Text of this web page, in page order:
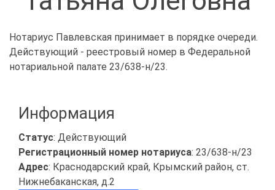
Нотариус Павлевская принимает в порядке очереди.
Действующий - реестровый номер в Федеральной
нотариальной палате 23/638-н/23.
Информация
Статус: Действующий
Регистрационный номер нотариуса: 23/638-н/23
Адрес: Краснодарский край, Крымский район, ст.
Нижнебаканская, д.2